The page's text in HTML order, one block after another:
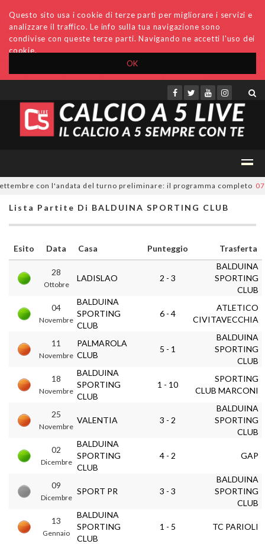
OK
Questo sito usa i cookie di terze parti per migliorare i servizi e
analizzare il traffico. Le info sulla tua navigazione sono
condivise con queste terze parti. Navigando ne accetti l'uso dei
cookie.
Accedi Archivio Invio comunicati Redazione
con l'andata del turno preliminare: il programma completo 07/
Lista Partite Di BALDUINA SPORTING CLUB
Esito Data Casa Punteggio Trasferta
28
Ottobre
LADISLAO 2 - 3
BALDUINA
SPORTING
CLUB
04
Novembre
BALDUINA
SPORTING
CLUB
6 - 4
ATLETICO
CIVITAVECCHIA
11
Novembre
PALMAROLA
CLUB
5 - 1
BALDUINA
SPORTING
CLUB
18
Novembre
BALDUINA
SPORTING
CLUB
1 - 10
SPORTING
CLUB MARCONI
25
Novembre
VALENTIA 3 - 2
BALDUINA
SPORTING
CLUB
02
Dicembre
BALDUINA
SPORTING
CLUB
4 - 2 GAP
09
Dicembre
SPORT PR 3 - 3
BALDUINA
SPORTING
CLUB
13
Gennaio
BALDUINA
SPORTING
CLUB
1 - 5 TC PARIOLI